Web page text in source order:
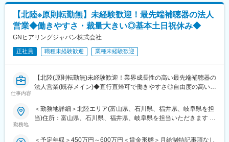
■当社について：
当社は『いのち』と『環境』を原点として、ものづくりを行うプ
ライム市場上場のメーカーです。世界屈指の「流体制御」技術を
もとに、社会インフラや命を支えています。多数のトップ級シェ
ア製品をもちながらも、新規事業などの新たな試みも多数展開し
ており、若手から活躍できる風土もございます。
・導入後の定期サポート
■製品の魅力：
・医療の最先端技術に携われる
最先端のAI技術を搭載しており、自信をもって営業活動に取り組
むことが可能です。また、製品開発やアップデートは国内のドク
ターのニーズを汲み上げて行っているのも特徴です。
・他製品も組み合わせたソリューション提案ができる
内視鏡以外にも、PACS・超音波など様々なラインナップを展開し
ておりますので、ドクターに対して幅広いアプローチが可能で
■教育制度・環境：
OJT、勉強会等でバックアップいたします。約半年～1年かけて一
【北陸※原則転勤無】未経験歓迎！最先端補聴器の法人
営業◆働きやすさ・裁量大きい◎基本土日祝休み◆
GNヒアリングジャパン株式会社
正社員 職種未経験歓迎 業種未経験歓迎
仕事内容
【北陸(原則転勤無)未経験歓迎！業界成長性の高い最先端補聴器の
法人営業(既存メイン)◆直行直帰可で働きやすさ◎自由度の高い営
ンクな社風～】
勤務地
＜勤務地詳細＞北陸エリア(富山県、石川県、福井県、岐阜県を担
当)住所：富山県、石川県、福井県、岐阜県を担当いただきます 受
＜予定年収＞450万円～600万円＜賃金形態＞月給制特記事項なし